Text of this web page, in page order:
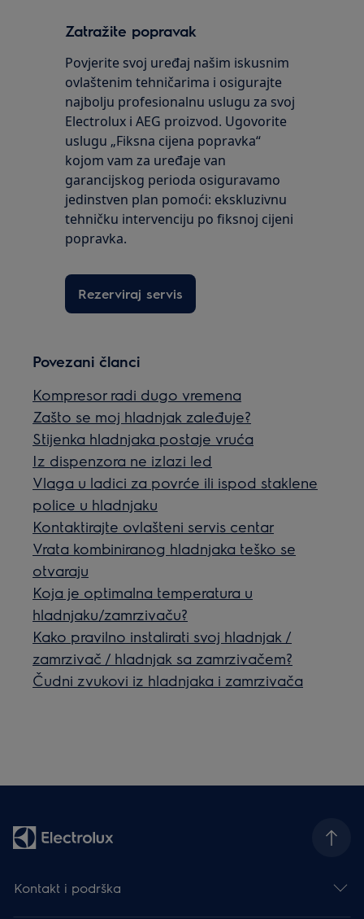
Zatražite popravak
Povjerite svoj uređaj našim iskusnim
ovlaštenim tehničarima i osigurajte
najbolju profesionalnu uslugu za svoj
Electrolux i AEG proizvod. Ugovorite
uslugu „Fiksna cijena popravka“
kojom vam za uređaje van
garancijskog perioda osiguravamo
jedinstven plan pomoći: ekskluzivnu
tehničku intervenciju po fiksnoj cijeni
popravka.
Rezerviraj servis
Povezani članci
Kompresor radi dugo vremena
Zašto se moj hladnjak zaleđuje?
Stijenka hladnjaka postaje vruća
Iz dispenzora ne izlazi led
Vlaga u ladici za povrće ili ispod staklene
police u hladnjaku
Kontaktirajte ovlašteni servis centar
Vrata kombiniranog hladnjaka teško se
otvaraju
Koja je optimalna temperatura u
hladnjaku/zamrzivaču?
Kako pravilno instalirati svoj hladnjak /
zamrzivač / hladnjak sa zamrzivačem?
Čudni zvukovi iz hladnjaka i zamrzivača
Kontakt i podrška